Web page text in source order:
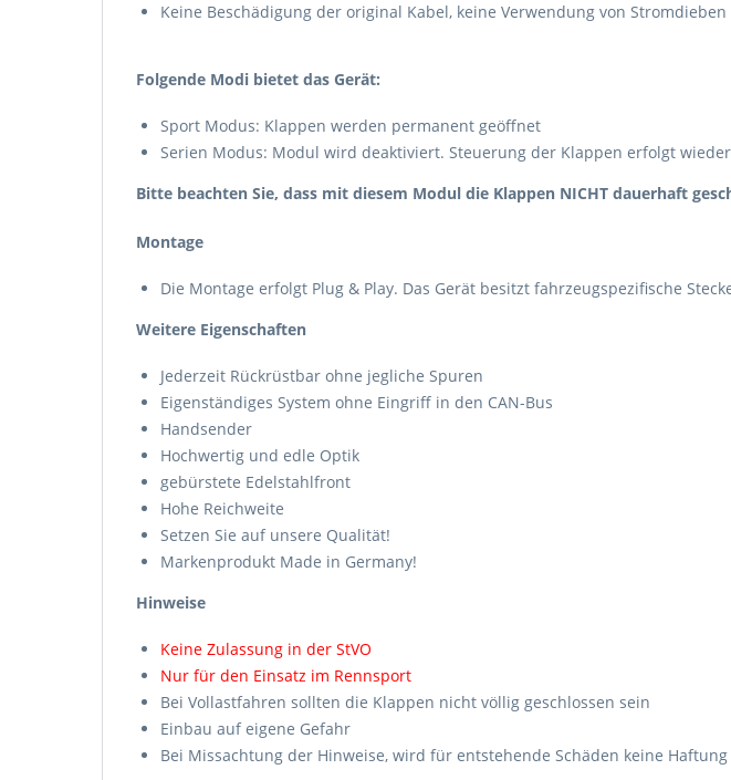
Keine Beschädigung der original Kabel, keine Verwendung von Stromdieben
Folgende Modi bietet das Gerät:
Sport Modus: Klappen werden permanent geöffnet
Serien Modus: Modul wird deaktiviert. Steuerung der Klappen erfolgt
Bitte beachten Sie, dass mit diesem Modul die Klappen NICHT dauerhaft
Montage
Die Montage erfolgt Plug & Play. Das Gerät besitzt fahrzeugspezifische
Weitere Eigenschaften
Jederzeit Rückrüstbar ohne jegliche Spuren
Eigenständiges System ohne Eingriff in den CAN-Bus
Handsender
Hochwertig und edle Optik
gebürstete Edelstahlfront
Hohe Reichweite
Setzen Sie auf unsere Qualität!
Markenprodukt Made in Germany!
Hinweise
Keine Zulassung in der StVO
Nur für den Einsatz im Rennsport
Bei Vollastfahren sollten die Klappen nicht völlig geschlossen sein
Einbau auf eigene Gefahr
Bei Missachtung der Hinweise, wird für entstehende Schäden keine